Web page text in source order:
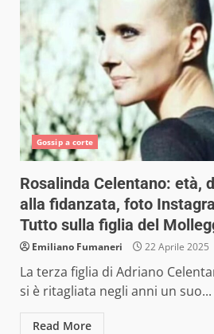
Gossip a corte
Rosalinda Celentano: età,
alla fidanzata, foto
Tutto sulla figlia del
Emiliano Fumaneri 22 Aprile 2025
La terza figlia di Adriano
si è ritagliata negli anni un suo...
Read More